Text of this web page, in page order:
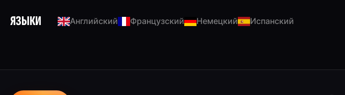
ЯЗЫКИ Английский Французский Немецкий Испанский